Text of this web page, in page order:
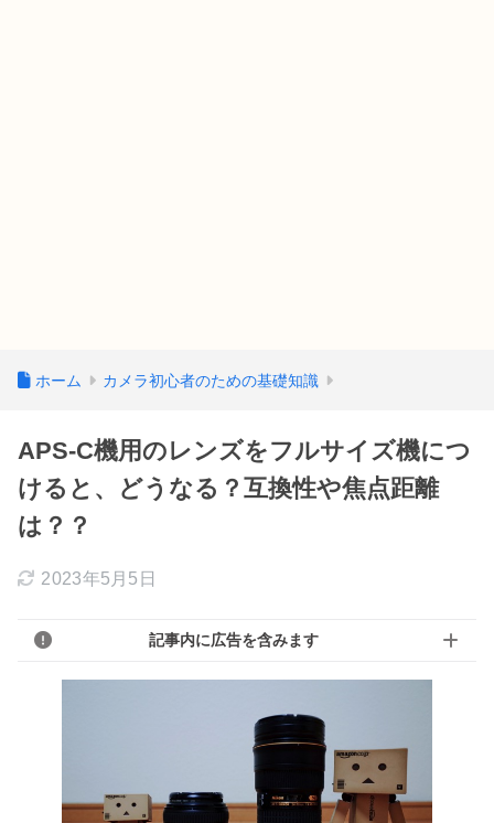
ホーム カメラ初心者のための基礎知識
APS-C機用のレンズをフルサイズ機につ
けると、どうなる？互換性や焦点距離
は？？
2023年5月5日
記事内に広告を含みます